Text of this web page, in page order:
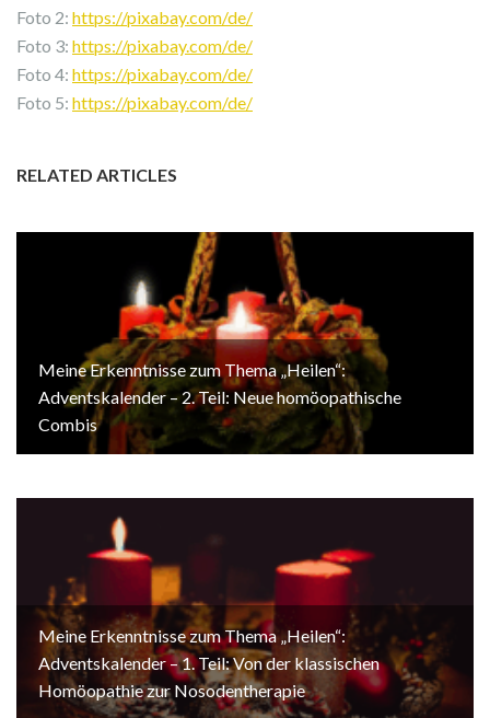
Foto 2: https://pixabay.com/de/
Foto 3: https://pixabay.com/de/
Foto 4: https://pixabay.com/de/
Foto 5: https://pixabay.com/de/
RELATED ARTICLES
Meine Erkenntnisse zum Thema „Heilen“:
Adventskalender – 2. Teil: Neue homöopathische
Combis
Meine Erkenntnisse zum Thema „Heilen“:
Adventskalender – 1. Teil: Von der klassischen
Homöopathie zur Nosodentherapie